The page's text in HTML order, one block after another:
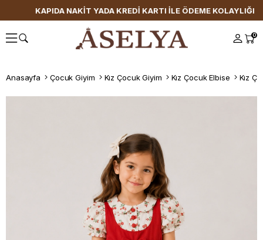
KAPIDA NAKİT YADA KREDİ KARTI İLE ÖDEME KOLAYLIĞI
0
Anasayfa Çocuk Giyim Kız Çocuk Giyim Kız Çocuk Elbise